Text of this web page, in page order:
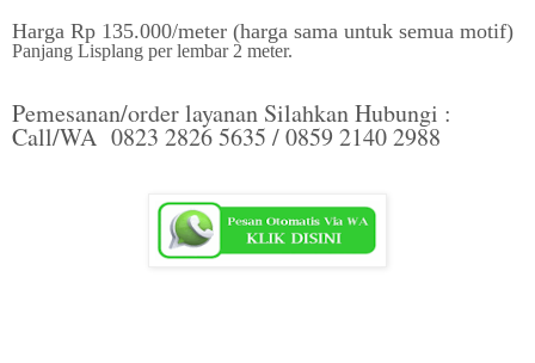
Harga Rp 135.000/meter (harga sama untuk semua motif)
Panjang Lisplang per lembar 2 meter.
Pemesanan/order layanan Silahkan Hubungi :
Call/WA 0823 2826 5635 / 0859 2140 2988